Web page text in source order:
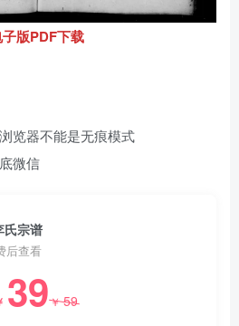
子版PDF下载
览器不能是无痕模式
微信
氏宗谱
后查看
39￥59